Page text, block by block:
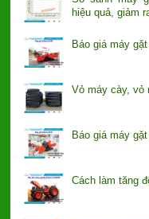
hiệu quả, giảm
Báo giá máy
Vỏ máy cày, vỏ
Báo giá máy
Cách làm tăng